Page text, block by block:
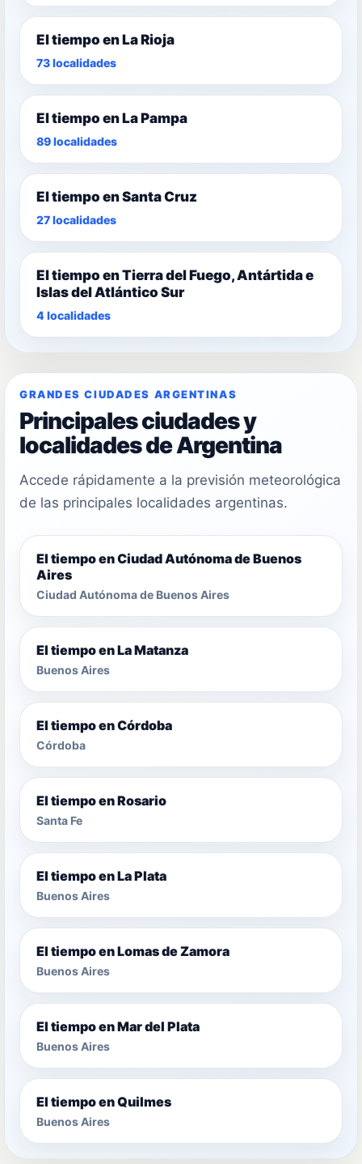
El tiempo en La Rioja
73 localidades
El tiempo en La Pampa
89 localidades
El tiempo en Santa Cruz
27 localidades
El tiempo en Tierra del Fuego, Antártida e
Islas del Atlántico Sur
4 localidades
GRANDES CIUDADES ARGENTINAS
Principales ciudades y
localidades de Argentina
Accede rápidamente a la previsión meteorológica
de las principales localidades argentinas.
El tiempo en Ciudad Autónoma de Buenos
Aires
Ciudad Autónoma de Buenos Aires
El tiempo en La Matanza
Buenos Aires
El tiempo en Córdoba
Córdoba
El tiempo en Rosario
Santa Fe
El tiempo en La Plata
Buenos Aires
El tiempo en Lomas de Zamora
Buenos Aires
El tiempo en Mar del Plata
Buenos Aires
El tiempo en Quilmes
Buenos Aires